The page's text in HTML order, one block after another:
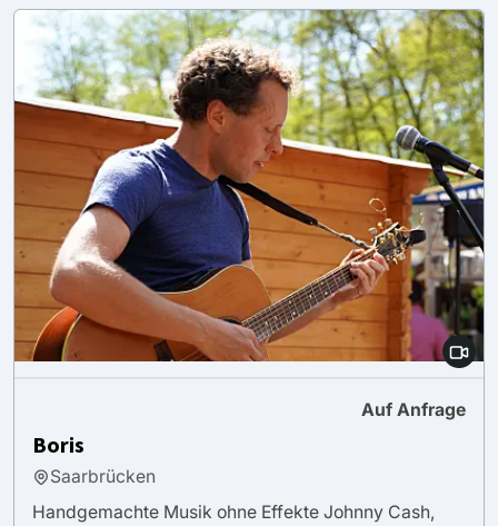
Auf Anfrage
Boris
Saarbrücken
Handgemachte Musik ohne Effekte Johnny Cash,